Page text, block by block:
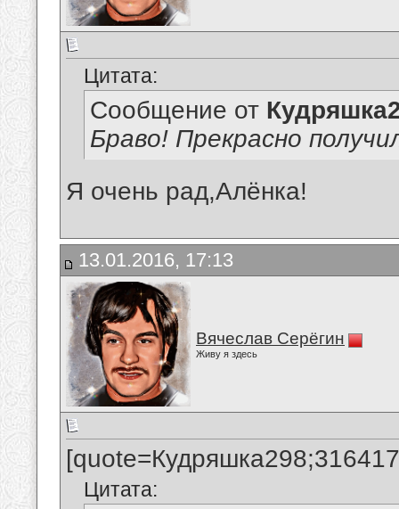
Цитата:
Сообщение от
Браво! Прекрасно
Я очень рад,Алёнка!
13.01.2016, 17:13
Вячеслав Серёгин
Живу я здесь
Цитата: